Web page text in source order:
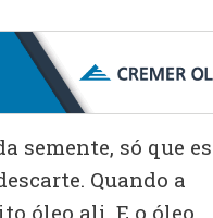
semente, só que
Quando a
óleo ali. E o óleo